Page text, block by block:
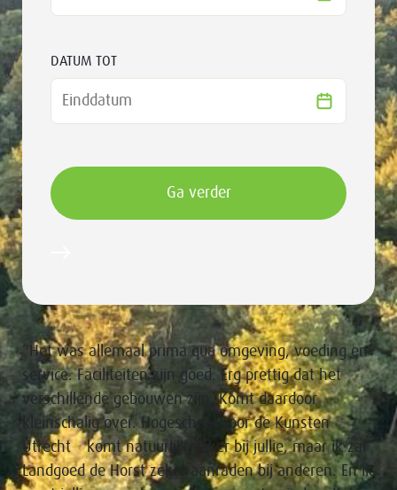
DATUM TOT
“Het was allemaal prima qua omgeving, voeding en
service. Faciliteiten zijn goed. Erg prettig dat het
verschillende gebouwen zijn. Komt daardoor
kleinschalig over. Hogeschool voor de Kunsten
Utrecht komt natuurlijk vaker bij jullie, maar ik zal
Landgoed de Horst zeker aanraden bij anderen. En ik